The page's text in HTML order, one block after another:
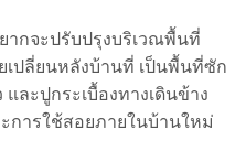
ากจะปรับปรุงบริเวณพื้นที่
ปลี่ยนหลังบ้านที่ เป็นพื้นที่ซัก
ละปูกระเบื้องทางเดินข้าง
การใช้สอยภายในบ้านใหม่